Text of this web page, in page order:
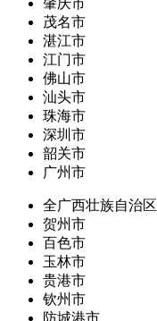
肇庆市
茂名市
湛江市
江门市
佛山市
汕头市
珠海市
深圳市
韶关市
广州市
全广西壮族自治区
贺州市
百色市
玉林市
贵港市
钦州市
防城港市